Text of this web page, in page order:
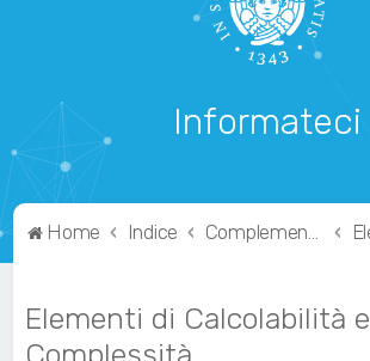
Informateci
Home Indice Complementari
Elementi di Calcolabilità e
Complessità